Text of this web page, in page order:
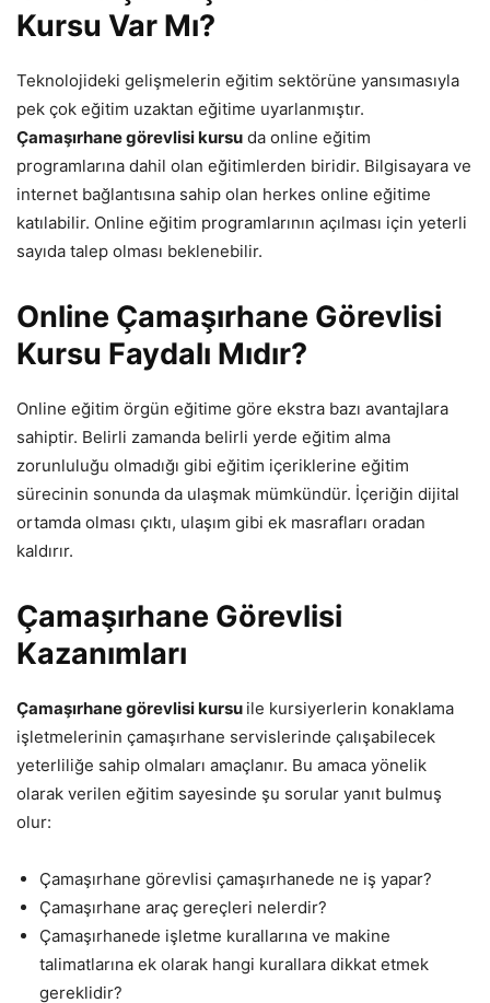
Kursu Var Mı?
Teknolojideki gelişmelerin eğitim sektörüne yansımasıyla
pek çok eğitim uzaktan eğitime uyarlanmıştır.
Çamaşırhane görevlisi kursu da online eğitim
programlarına dahil olan eğitimlerden biridir. Bilgisayara ve
internet bağlantısına sahip olan herkes online eğitime
katılabilir. Online eğitim programlarının açılması için yeterli
sayıda talep olması beklenebilir.
Online Çamaşırhane Görevlisi
Kursu Faydalı Mıdır?
Online eğitim örgün eğitime göre ekstra bazı avantajlara
sahiptir. Belirli zamanda belirli yerde eğitim alma
zorunluluğu olmadığı gibi eğitim içeriklerine eğitim
sürecinin sonunda da ulaşmak mümkündür. İçeriğin dijital
ortamda olması çıktı, ulaşım gibi ek masrafları oradan
kaldırır.
Çamaşırhane Görevlisi
Kazanımları
Çamaşırhane görevlisi kursu ile kursiyerlerin konaklama
işletmelerinin çamaşırhane servislerinde çalışabilecek
yeterliliğe sahip olmaları amaçlanır. Bu amaca yönelik
olarak verilen eğitim sayesinde şu sorular yanıt bulmuş
olur:
Çamaşırhane görevlisi çamaşırhanede ne iş yapar?
Çamaşırhane araç gereçleri nelerdir?
Çamaşırhanede işletme kurallarına ve makine
talimatlarına ek olarak hangi kurallara dikkat etmek
gereklidir?